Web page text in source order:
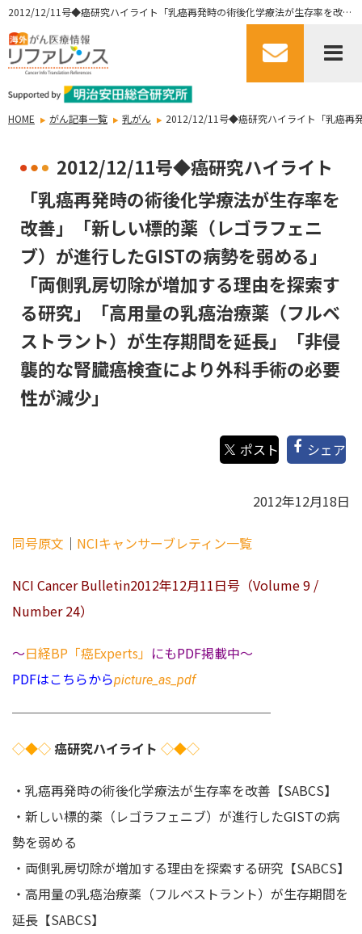
2012/12/11号◆癌研究ハイライト「乳癌再発時の術後化学療法が生存率を改善」「新しい標的薬（レゴラフェニブ）が進行したGISTの病勢を弱める」「両側乳房切除が増加する理由を探索する研究」「高用量の乳癌治療薬（フルベストラント）が生存期間を延長」「非侵襲的な腎臓癌検査により外科手術の必要性が減少」
HOME がん記事一覧 乳がん 2012/12/11号◆癌研究ハイライト「乳癌再
2012/12/11号◆癌研究ハイライト
「乳癌再発時の術後化学療法が生存率を
改善」「新しい標的薬（レゴラフェニ
ブ）が進行したGISTの病勢を弱める」
「両側乳房切除が増加する理由を探索す
る研究」「高用量の乳癌治療薬（フルベ
ストラント）が生存期間を延長」「非侵
襲的な腎臓癌検査により外科手術の必要
性が減少」
シェア
2012年12月18日
同号原文 ｜ NCIキャンサーブレティン一覧
NCI Cancer Bulletin2012年12月11日号（Volume 9 /
Number 24）
～日経BP「癌Experts」 にもPDF掲載中～
PDFはこちらからpicture_as_pdf
◇◆◇癌研究ハイライト ◇◆◇
・乳癌再発時の術後化学療法が生存率を改善【SABCS】
・新しい標的薬（レゴラフェニブ）が進行したGISTの病
勢を弱める
・両側乳房切除が増加する理由を探索する研究【SABCS】
・高用量の乳癌治療薬（フルベストラント）が生存期間を
延長【SABCS】